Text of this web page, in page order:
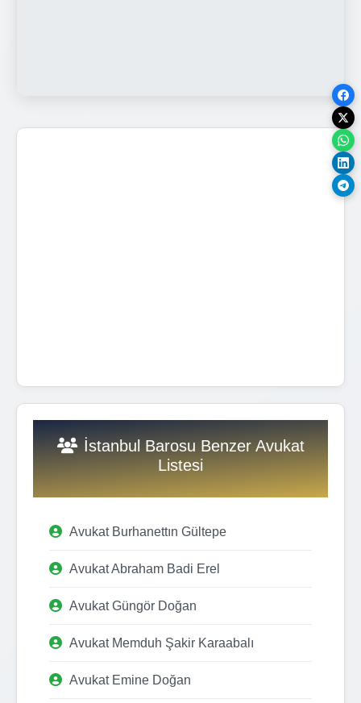
İstanbul Barosu Benzer Avukat
Listesi
Avukat Burhanettın Gültepe
Avukat Abraham Badi Erel
Avukat Güngör Doğan
Avukat Memduh Şakir Karaabalı
Avukat Emine Doğan